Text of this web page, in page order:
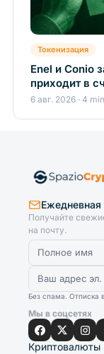
Токенизация
Enel и Conio
приходит в
6 авг. 2026 · 4
Ежедневная
Получайте
на почту.
Без спама. Отписка
Мы в соцсетях
Криптовалюты